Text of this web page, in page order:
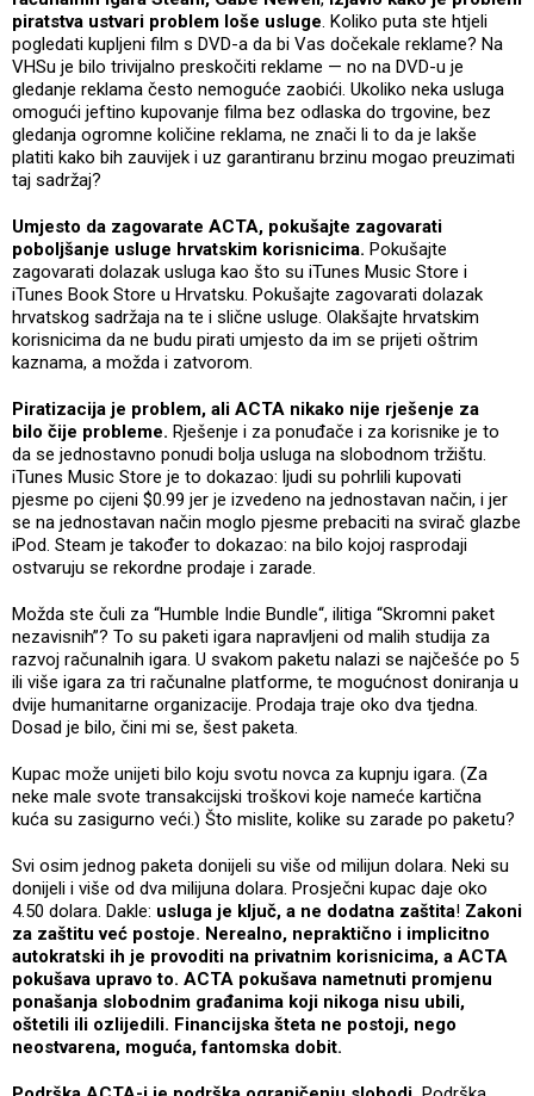
piratstva ustvari problem loše usluge. Koliko puta ste htjeli
pogledati kupljeni film s DVD-a da bi Vas dočekale reklame? Na
VHSu je bilo trivijalno preskočiti reklame — no na DVD-u je
gledanje reklama često nemoguće zaobići. Ukoliko neka usluga
omogući jeftino kupovanje filma bez odlaska do trgovine, bez
gledanja ogromne količine reklama, ne znači li to da je lakše
platiti kako bih zauvijek i uz garantiranu brzinu mogao preuzimati
taj sadržaj?
Umjesto da zagovarate ACTA, pokušajte zagovarati
poboljšanje usluge hrvatskim korisnicima. Pokušajte
zagovarati dolazak usluga kao što su iTunes Music Store i
iTunes Book Store u Hrvatsku. Pokušajte zagovarati dolazak
hrvatskog sadržaja na te i slične usluge. Olakšajte hrvatskim
korisnicima da ne budu pirati umjesto da im se prijeti oštrim
kaznama, a možda i zatvorom.
Piratizacija je problem, ali ACTA nikako nije rješenje za
bilo čije probleme. Rješenje i za ponuđače i za korisnike je to
da se jednostavno ponudi bolja usluga na slobodnom tržištu.
iTunes Music Store je to dokazao: ljudi su pohrlili kupovati
pjesme po cijeni $0.99 jer je izvedeno na jednostavan način, i jer
se na jednostavan način moglo pjesme prebaciti na svirač glazbe
iPod. Steam je također to dokazao: na bilo kojoj rasprodaji
ostvaruju se rekordne prodaje i zarade.
Možda ste čuli za “Humble Indie Bundle“, ilitiga “Skromni paket
nezavisnih”? To su paketi igara napravljeni od malih studija za
razvoj računalnih igara. U svakom paketu nalazi se najčešće po 5
ili više igara za tri računalne platforme, te mogućnost doniranja u
dvije humanitarne organizacije. Prodaja traje oko dva tjedna.
Dosad je bilo, čini mi se, šest paketa.
Kupac može unijeti bilo koju svotu novca za kupnju igara. (Za
neke male svote transakcijski troškovi koje nameće kartična
kuća su zasigurno veći.) Što mislite, kolike su zarade po paketu?
Svi osim jednog paketa donijeli su više od milijun dolara. Neki su
donijeli i više od dva milijuna dolara. Prosječni kupac daje oko
4.50 dolara. Dakle: usluga je ključ, a ne dodatna zaštita! Zakoni
za zaštitu već postoje. Nerealno, nepraktično i implicitno
autokratski ih je provoditi na privatnim korisnicima, a ACTA
pokušava upravo to. ACTA pokušava nametnuti promjenu
ponašanja slobodnim građanima koji nikoga nisu ubili,
oštetili ili ozlijedili. Financijska šteta ne postoji, nego
neostvarena, moguća, fantomska dobit.